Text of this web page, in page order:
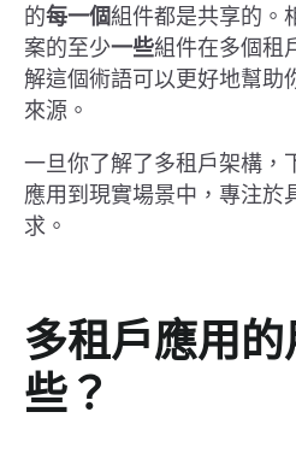
的每一個組件都是共享的。
案的至少一些組件在多個租
解這個術語可以更好地幫助
來源。
一旦你了解了多租戶架構，
應用到現實場景中，專注於
求。
多租戶應用
些？